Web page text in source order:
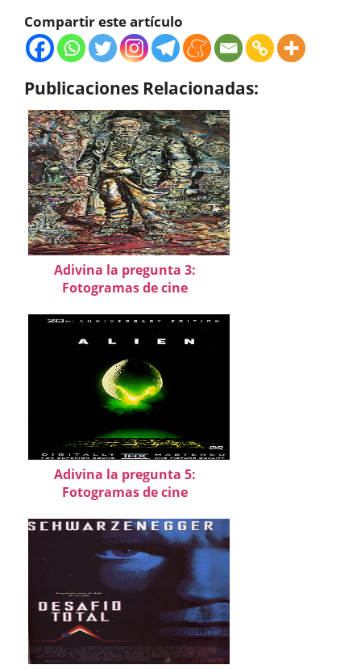
Compartir este artículo
Publicaciones Relacionadas:
Adivina la pregunta 3:
Fotogramas de cine
Adivina la pregunta 5:
Fotogramas de cine